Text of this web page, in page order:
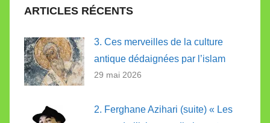
ARTICLES RÉCENTS
3. Ces merveilles de la culture
antique dédaignées par l’islam
29 mai 2026
2. Ferghane Azihari (suite) « Les